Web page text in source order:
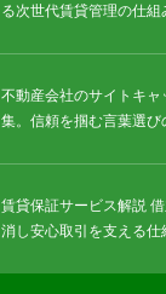
る次世代賃貸管理の仕組
不動産会社のサイトキャ
集。信頼を掴む言葉選び
賃貸保証サービス解説
消し安心取引を支える仕